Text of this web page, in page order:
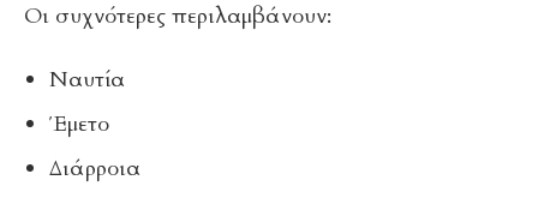
Οι συχνότερες περιλαμβάνουν:
Ναυτία
Έμετο
Διάρροια